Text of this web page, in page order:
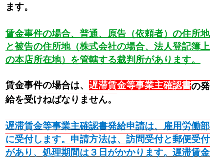
ます。
賃金事件の場合、普通、原告（依頼者）の住所地
と被告の住所地（株式会社の場合、法人登記簿上
の本店所在地）を管轄する裁判所があります。
賃金事件の場合は、遅滞賃金等事業主確認書の発
給を受けねばなりません。
遅滞賃金等事業主確認書発給申請は、雇用労働部
に受付します。申請方法は、訪問受付と郵便受付
があり、処理期間は３日がかかります。遅滞賃金